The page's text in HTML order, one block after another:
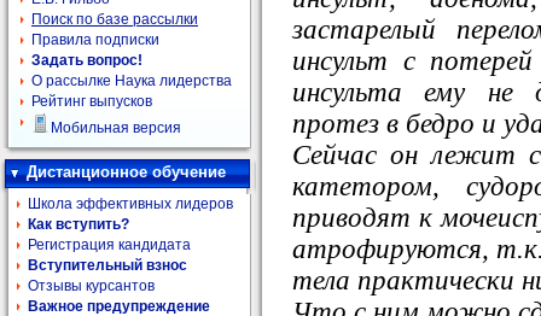
Поиск по базе рассылки
Правила подписки
Задать вопрос!
О рассылке Наука лидерства
Рейтинг выпусков
Мобильная версия
Дистанционное обучение
Школа эффективных лидеров
Как вступить?
Регистрация кандидата
Вступительный взнос
Отзывы курсантов
Важное предупреждение
застарелый
инсульт с
инсульта ему не
протез в бедро и
Сейчас он лежит
катетором,
приводят к
атрофируются,
тела практически